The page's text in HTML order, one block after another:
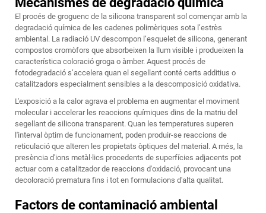
El procés de groguenc de la silicona transparent sol començar amb la
degradació química de les cadenes polimèriques sota l’estrès
ambiental. La radiació UV descompon l’esquelet de silicona, generant
compostos cromòfors que absorbeixen la llum visible i produeixen la
característica coloració groga o àmber. Aquest procés de
fotodegradació s’accelera quan el segellant conté certs additius o
catalitzadors especialment sensibles a la descomposició oxidativa.
L'exposició a la calor agrava el problema en augmentar el moviment
molecular i accelerar les reaccions químiques dins de la matriu del
segellant de silicona transparent. Quan les temperatures superen
l'interval òptim de funcionament, poden produir-se reaccions de
reticulació que alteren les propietats òptiques del material. A més, la
presència d'ions metàl·lics procedents de superfícies adjacents pot
actuar com a catalitzador de reaccions d'oxidació, provocant una
decoloració prematura fins i tot en formulacions d'alta qualitat.
Factors de contaminació ambiental